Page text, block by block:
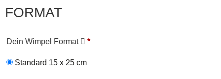
FORMAT
Dein Wimpel Format *
Standard 15 x 25 cm